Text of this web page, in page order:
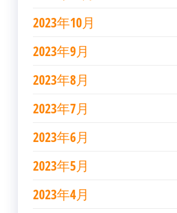
2023年10月
2023年9月
2023年8月
2023年7月
2023年6月
2023年5月
2023年4月